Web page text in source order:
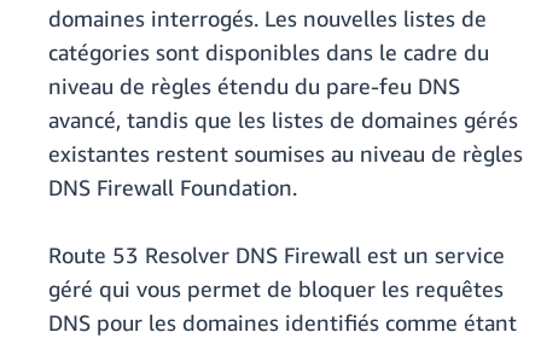
domaines interrogés. Les nouvelles listes de
catégories sont disponibles dans le cadre du
niveau de règles étendu du pare-feu DNS
avancé, tandis que les listes de domaines gérés
existantes restent soumises au niveau de règles
DNS Firewall Foundation.
Route 53 Resolver DNS Firewall est un service
géré qui vous permet de bloquer les requêtes
DNS pour les domaines identifiés comme étant